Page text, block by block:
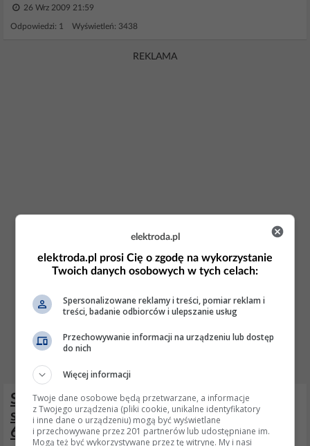
26 Wrz 2009 21:59
Odpowiedzi: 1 Wyświetleń: 3438
REKLAMA
Seat Ibiza 6L 2005 – nie działa domykanie
szyb z pilota po zmianie kodowania
6Q0959433E
elektroda.pl
elektroda.pl prosi Cię o zgodę na wykorzystanie
Twoich danych osobowych w tych celach:
Spersonalizowane reklamy i treści, pomiar reklam i
treści, badanie odbiorców i ulepszanie usług
Przechowywanie informacji na urządzeniu lub dostęp
do nich
Więcej informacji
Twoje dane osobowe będą przetwarzane, a informacje
z Twojego urządzenia (pliki cookie, unikalne identyfikatory
i inne dane o urządzeniu) mogą być wyświetlane
i przechowywane przez 201 partnerów lub udostępniane im.
Mogą też być wykorzystywane przez tę witrynę. My i nasi